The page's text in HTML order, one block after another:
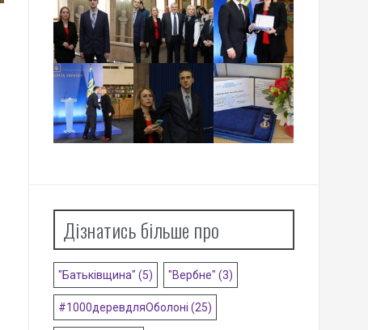
Дізнатись більше про
"Батьківщина" (5) "Вербне" (3)
#1000деревдляОболоні (25)